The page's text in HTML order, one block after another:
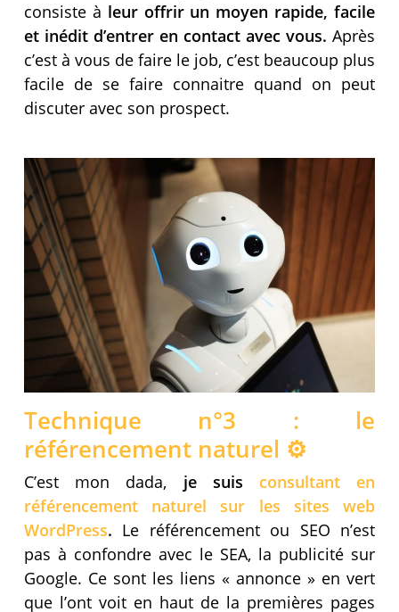
consiste à leur offrir un moyen rapide, facile
et inédit d’entrer en contact avec vous. Après
c’est à vous de faire le job, c’est beaucoup plus
facile de se faire connaitre quand on peut
discuter avec son prospect.
Technique n°3 : le
référencement naturel ⚙
C’est mon dada, je suis consultant en
référencement naturel sur les sites web
WordPress. Le référencement ou SEO n’est
pas à confondre avec le SEA, la publicité sur
Google. Ce sont les liens « annonce » en vert
que l’ont voit en haut de la premières pages